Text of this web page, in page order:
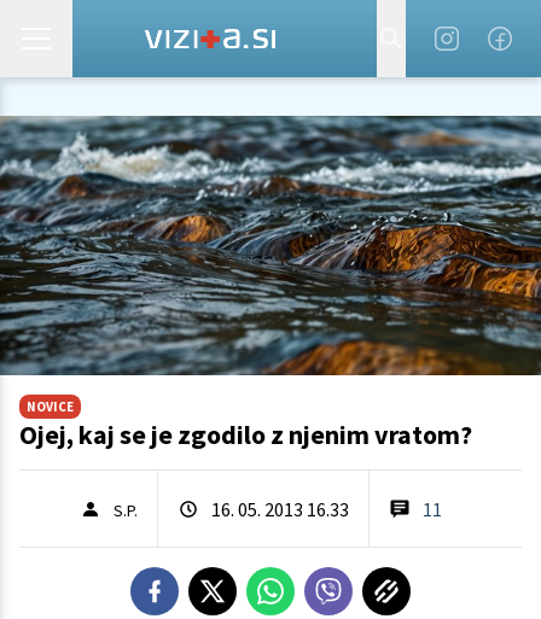
NOVICE
Ojej, kaj se je zgodilo z njenim vratom?
S.P. 16. 05. 2013 16.33 11